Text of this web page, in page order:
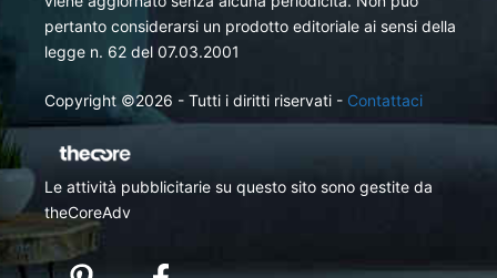
pertanto considerarsi un prodotto editoriale ai sensi della
legge n. 62 del 07.03.2001
Copyright ©2026 - Tutti i diritti riservati - Contattaci
Le attività pubblicitarie su questo sito sono gestite da
theCoreAdv